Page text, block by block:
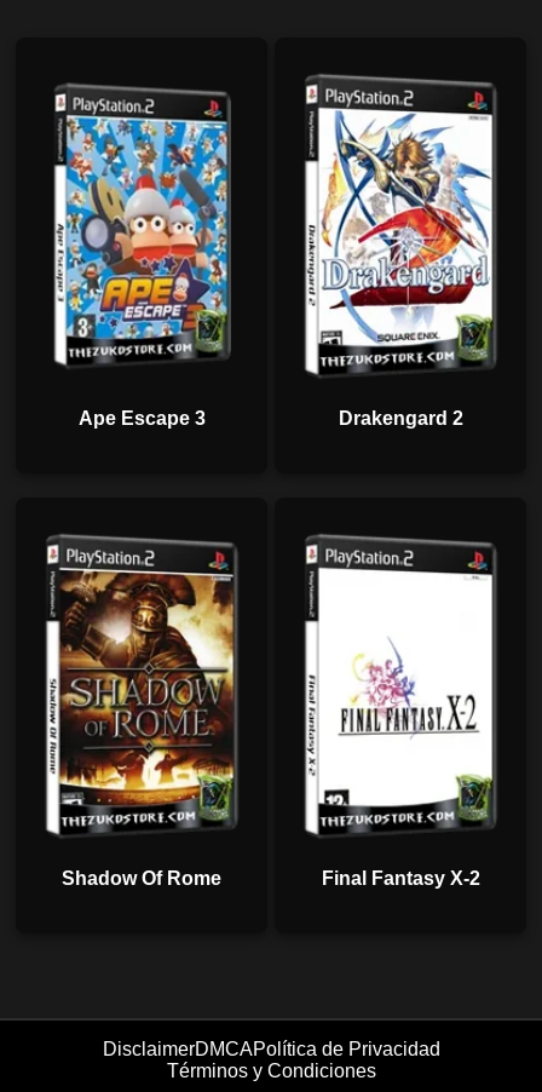
Ape Escape 3 Drakengard 2
Shadow Of Rome Final Fantasy X-2
DisclaimerDMCAPolítica de Privacidad
Términos y Condiciones